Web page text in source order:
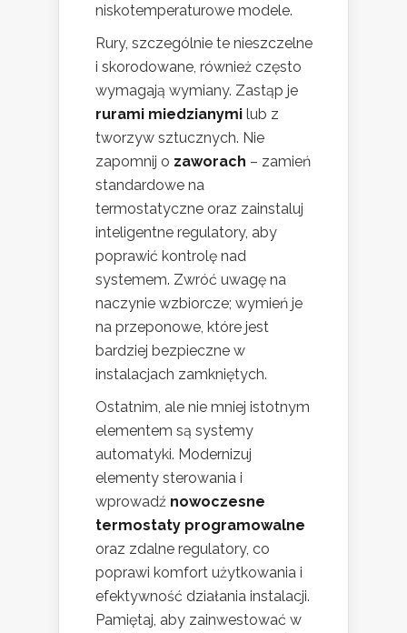
niskotemperaturowe modele.
Rury, szczególnie te nieszczelne
i skorodowane, również często
wymagają wymiany. Zastąp je
rurami miedzianymi lub z
tworzyw sztucznych. Nie
zapomnij o zaworach – zamień
standardowe na
termostatyczne oraz zainstaluj
inteligentne regulatory, aby
poprawić kontrolę nad
systemem. Zwróć uwagę na
naczynie wzbiorcze; wymień je
na przeponowe, które jest
bardziej bezpieczne w
instalacjach zamkniętych.
Ostatnim, ale nie mniej istotnym
elementem są systemy
automatyki. Modernizuj
elementy sterowania i
wprowadź nowoczesne
termostaty programowalne
oraz zdalne regulatory, co
poprawi komfort użytkowania i
efektywność działania instalacji.
Pamiętaj, aby zainwestować w